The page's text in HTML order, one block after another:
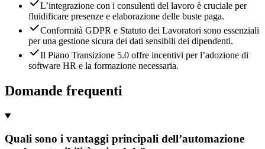
L’integrazione con i consulenti del lavoro è cruciale per
fluidificare presenze e elaborazione delle buste paga.
Conformità GDPR e Statuto dei Lavoratori sono essenziali
per una gestione sicura dei dati sensibili dei dipendenti.
Il Piano Transizione 5.0 offre incentivi per l’adozione di
software HR e la formazione necessaria.
Domande frequenti
Quali sono i vantaggi principali dell’automazione